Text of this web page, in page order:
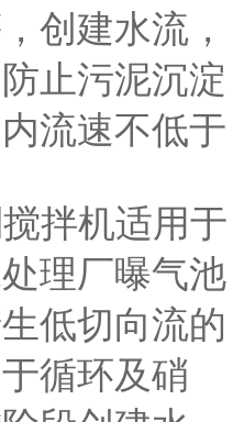
创建水流，
止污泥沉淀
流速不低于
拌机适用于
理厂曝气池
低切向流的
循环及硝